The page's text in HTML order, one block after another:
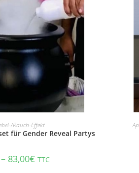
Rauch-Effekt
für Gender Reveal Partys
– 83,00€ TTC